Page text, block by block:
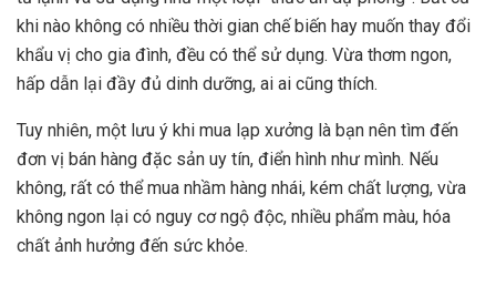
khi nào không có nhiều thời gian chế biến hay muốn thay đổi
khẩu vị cho gia đình, đều có thể sử dụng. Vừa thơm ngon,
hấp dẫn lại đầy đủ dinh dưỡng, ai ai cũng thích.
Tuy nhiên, một lưu ý khi mua lạp xưởng là bạn nên tìm đến
đơn vị bán hàng đặc sản uy tín, điển hình như mình. Nếu
không, rất có thể mua nhầm hàng nhái, kém chất lượng, vừa
không ngon lại có nguy cơ ngộ độc, nhiều phẩm màu, hóa
chất ảnh hưởng đến sức khỏe.